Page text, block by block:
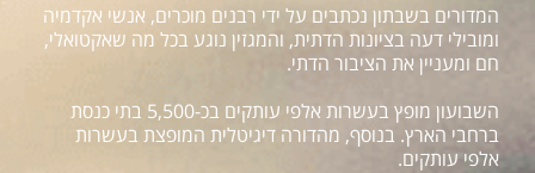
המדורים בשבתון נכתבים על ידי רבנים מוכרים, אנשי אקדמיה
ומובילי דעה בציונות הדתית, והמגזין נוגע בכל מה שאקטואלי,
חם ומעניין את הציבור הדתי.
השבועון מופץ בעשרות אלפי עותקים בכ-5,500 בתי כנסת
ברחבי הארץ. בנוסף, מהדורה דיגיטלית המופצת בעשרות
אלפי עותקים.